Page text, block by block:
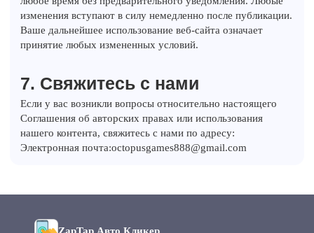
изменения вступают в силу немедленно после публикации.
Ваше дальнейшее использование веб-сайта означает
принятие любых измененных условий.
7. Свяжитесь с нами
Если у вас возникли вопросы относительно настоящего
Соглашения об авторских правах или использования
нашего контента, свяжитесь с нами по адресу:
Электронная почта:octopusgames888@gmail.com
ZapTap Авто Кликер